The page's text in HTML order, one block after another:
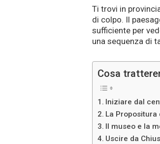
Ti trovi in
di colpo. Il
sufficiente per
una sequenza di
Cosa
Iniziare dal
La Propositura
Il museo e la
Uscire da